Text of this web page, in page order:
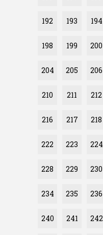
192 193 194
198 199 200
204 205 206
210 211 212
216 217 218
222 223 224
228 229 230
234 235 236
240 241 242